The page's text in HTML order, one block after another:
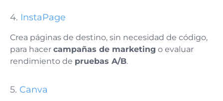
4. InstaPage
Crea páginas de destino, sin necesidad de código,
para hacer campañas de marketing o evaluar
rendimiento de pruebas A/B.
5. Canva